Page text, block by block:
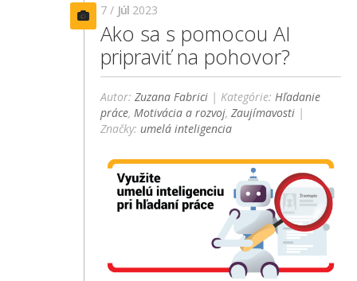
7 / Júl 2023
Ako sa s pomocou AI
pripraviť na pohovor?
Autor:Zuzana Fabrici | Kategórie:Hľadanie
práce,Motivácia a rozvoj,Zaujímavosti |
Značky:umelá inteligencia